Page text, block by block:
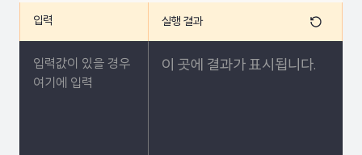
15
17
18
    time.sleep(0.1)
입력 실행 결과
이 곳에 결과가 표시됩니다.